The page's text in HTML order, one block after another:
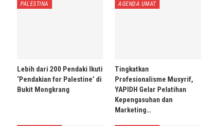
PALESTINA
Lebih dari 200 Pendaki Ikuti
‘Pendakian for Palestine’ di
Bukit Mongkrang
AGENDA UMAT
Tingkatkan
Profesionalisme Musyrif,
YAPIDH Gelar Pelatihan
Kepengasuhan dan
Marketing…